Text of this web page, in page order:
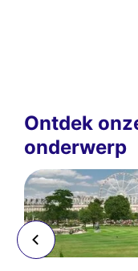
Ontdek
onderwerp